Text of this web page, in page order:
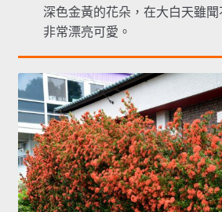
深色金黃的花朵，在大白天雖
非常漂亮可愛。